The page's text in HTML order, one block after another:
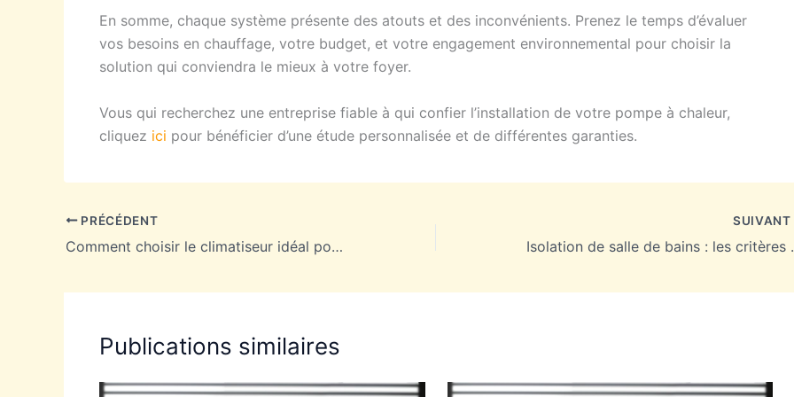
En somme, chaque système présente des atouts et des inconvénients. Prenez le temps d’évaluer
vos besoins en chauffage, votre budget, et votre engagement environnemental pour choisir la
solution qui conviendra le mieux à votre foyer.
Vous qui recherchez une entreprise fiable à qui confier l’installation de votre pompe à chaleur,
cliquez ici pour bénéficier d’une étude personnalisée et de différentes garanties.
PRÉCÉDENT
Comment choisir le climatiseur idéal pour votre maison ?
SUIVANT
Isolation de
Publications similaires